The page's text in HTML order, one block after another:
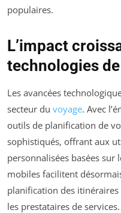
populaires.
L’impact
technologies
Les avancées
secteur du voyage. Avec
outils de planification de
sophistiqués, offrant aux
personnalisées basées sur
mobiles facilitent
planification des
les prestataires de